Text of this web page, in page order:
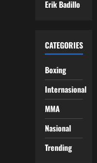
Erik Badillo
CATEGORIES
Boxing
Internasional
MMA
Nasional
Trending